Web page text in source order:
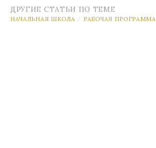
ДРУГИЕ СТАТЬИ ПО ТЕМЕ
НАЧАЛЬНАЯ ШКОЛА / РАБОЧАЯ ПРОГРАММА